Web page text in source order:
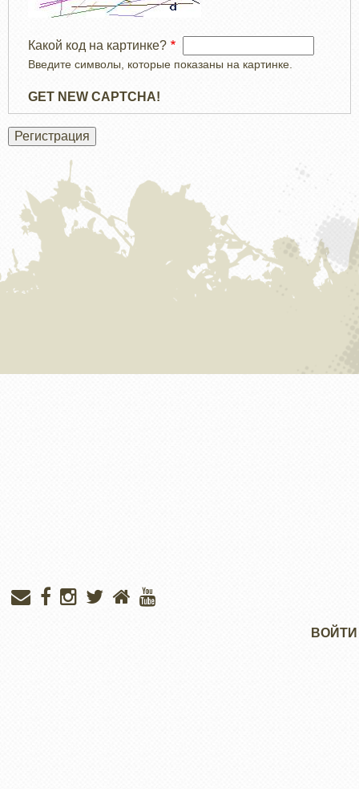
Какой код на картинке?
Введите символы, которые показаны на картинке.
GET NEW CAPTCHA!
ВОЙТИ